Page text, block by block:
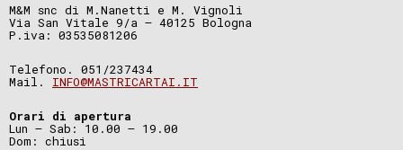
M&M snc di M.Nanetti e M. Vignoli
Via San Vitale 9/a – 40125 Bologna
P.iva: 03535081206
Telefono. 051/237434
Mail. INFO@MASTRICARTAI.IT
Orari di apertura
Lun – Sab: 10.00 – 19.00
Dom: chiusi